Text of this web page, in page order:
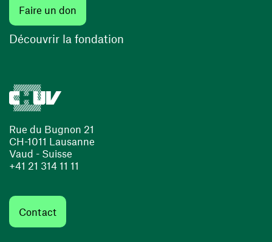
Rue du Bugnon 21
CH-1011 Lausanne
Vaud - Suisse
+41 21 314 11 11
Contact
Faire un don
Découvrir la fondation